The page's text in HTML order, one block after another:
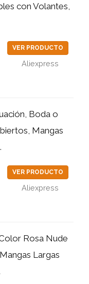
con Volantes,
VER PRODUCTO
Aliexpress
Boda o
Mangas
VER PRODUCTO
Aliexpress
Rosa Nude
Largas